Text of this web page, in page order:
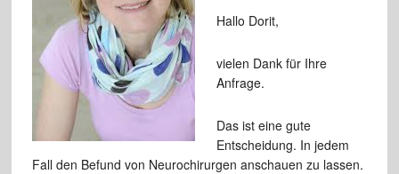
Hallo Dorit,
vielen Dank für Ihre
Anfrage.
Das ist eine gute
Entscheidung. In jedem
Fall den Befund von Neurochirurgen anschauen zu lassen.